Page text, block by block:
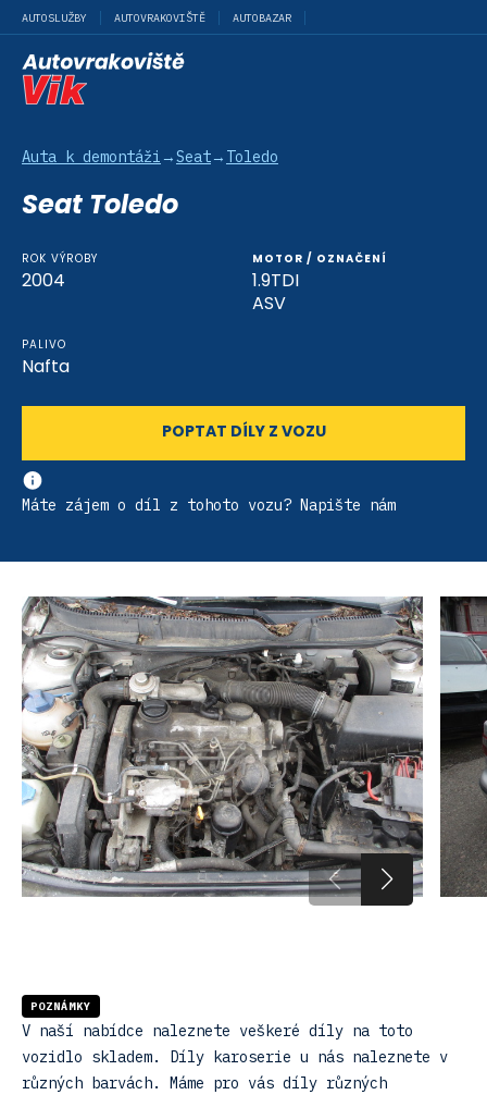
AUTOSLUŽBY AUTOVRAKOVIŠTĚ AUTOBAZAR
Auta k demontáži →Seat→ Toledo
Seat Toledo
ROK VÝROBY
2004
MOTOR / OZNAČENÍ
1.9TDI
ASV
PALIVO
Nafta
POPTAT DÍLY Z VOZU
Máte zájem o díl z tohoto vozu? Napište nám
POZNÁMKY
V naší nabídce naleznete veškeré díly na toto
vozidlo skladem. Díly karoserie u nás naleznete v
různých barvách. Máme pro vás díly různých